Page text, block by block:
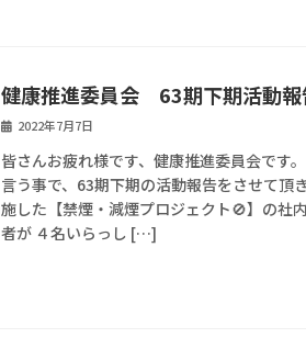
健康推進委員会 63期下期活動報
2022年7月7日
皆さんお疲れ様です、健康推進委員会です
言う事で、63期下期の活動報告をさせて頂
施した【禁煙・減煙プロジェクト🚫】の社
者が ４名いらっし […]